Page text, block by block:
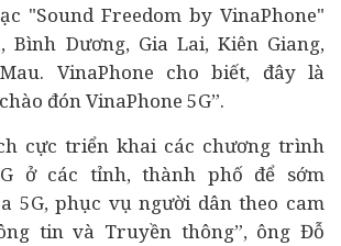
"Sound Freedom by VinaPhone"
Bình Dương, Gia Lai, Kiên Giang,
VinaPhone cho biết, đây là
đón VinaPhone 5G”.
cực triển khai các chương trình
ở các tỉnh, thành phố để sớm
5G, phục vụ người dân theo cam
tin và Truyền thông”, ông Đỗ